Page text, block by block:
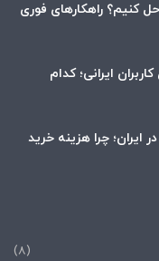
کنیم؟ راهکارهای فوری
ایرانی؛ کدام
ایران؛ چرا هزینه خرید
(8)